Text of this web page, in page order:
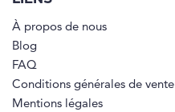
À propos de nous
Blog
FAQ
Conditions générales de vente
Mentions légales